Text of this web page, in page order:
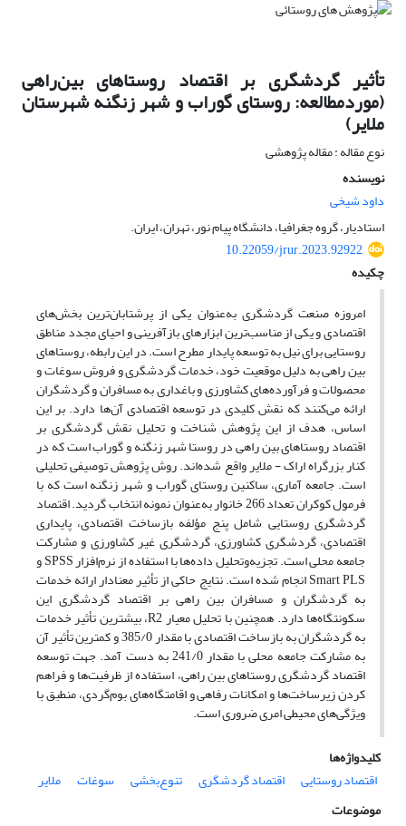
تأثیر گردشگری بر اقتصاد روستاهای بین‌راهی
(موردمطالعه: روستای گوراب و شهر زنگنه شهرستان
ملایر)
نوع مقاله : مقاله پژوهشی
نویسنده
داود شیخی
استادیار، گروه جغرافیا، دانشگاه پیام نور، تهران، ایران.
10.22059/jrur.2023.92922
چکیده
امروزه صنعت گردشگری به‌عنوان یکی از پرشتابان‌ترین بخش‌های
اقتصادی و یکی از مناسب‌ترین ابزارهای بازآفرینی و احیای مجدد مناطق
روستایی برای نیل به توسعه پایدار مطرح است. در این رابطه، روستاهای
بین راهی به دلیل موقعیت خود، خدمات گردشگری و فروش سوغات و
محصولات و فرآورده‌های کشاورزی و باغداری به مسافران و گردشگران
ارائه می‌کنند که نقش کلیدی در توسعه اقتصادی آن‌ها دارد. بر این
اساس، هدف از این پژوهش شناخت و تحلیل نقش گردشگری بر
اقتصاد روستاهای بین راهی در روستا شهر زنگنه و گوراب است که در
کنار بزرگراه اراک - ملایر واقع شده‌اند. روش پژوهش توصیفی تحلیلی
است. جامعه آماری، ساکنین روستای گوراب و شهر زنگنه است که با
فرمول کوکران تعداد 266 خانوار به‌عنوان نمونه انتخاب گردید. اقتصاد
گردشگری روستایی شامل پنج مؤلفه بازساخت اقتصادی، پایداری
اقتصادی، گردشگری کشاورزی، گردشگری غیر کشاورزی و مشارکت
جامعه محلی است. تجزیه‌وتحلیل داده‌ها با استفاده از نرم‌افزار SPSS و
Smart PLS انجام شده است. نتایج حاکی از تأثیر معنادار ارائه خدمات
به گردشگران و مسافران بین راهی بر اقتصاد گردشگری این
سکونتگاه‌ها دارد. همچنین با تحلیل معیار R2، بیشترین تأثیر خدمات
به گردشگران به بازساخت اقتصادی با مقدار 385/0 و کمترین تأثیر آن
به مشارکت جامعه محلی با مقدار 241/0 به دست آمد. جهت توسعه
اقتصاد گردشگری روستاهای بین راهی، استفاده از ظرفیت‌ها و فراهم
کردن زیرساخت‌ها و امکانات رفاهی و اقامتگاه‌های بوم‌گردی، منطبق با
ویژگی‌های محیطی امری ضروری است.
کلیدواژه‌ها
اقتصاد روستایی
اقتصاد گردشگری تنوع‌بخشی سوغات
ملایر
موضوعات